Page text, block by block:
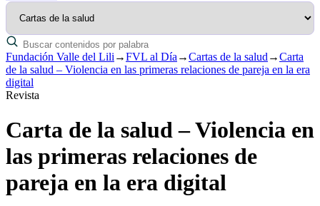
Fundación Valle del Lili →FVL al Día →Cartas de la salud →Carta
de la salud – Violencia en las primeras relaciones de pareja en la era
digital
Revista
Carta de la salud – Violencia en
las primeras relaciones de
pareja en la era digital